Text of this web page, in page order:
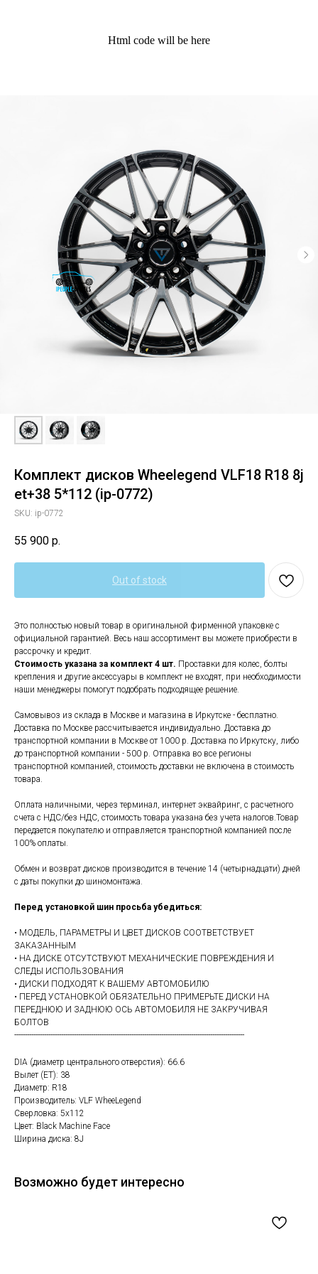
Html code will be here
Комплект дисков Wheelegend VLF18 R18 8j
et+38 5*112 (ip-0772)
SKU: ip-0772
55 900 р.
Out of stock
Это полностью новый товар в оригинальной фирменной упаковке с
официальной гарантией. Весь наш ассортимент вы можете приобрести в
рассрочку и кредит.
Стоимость указана за комплект 4 шт. Проставки для колес, болты
крепления и другие аксессуары в комплект не входят, при необходимости
наши менеджеры помогут подобрать подходящее решение.
Самовывоз из склада в Москве и магазина в Иркутске - бесплатно.
Доставка по Москве рассчитывается индивидуально. Доставка до
транспортной компании в Москве от 1000 р. Доставка по Иркутску, либо
до транспортной компании - 500 р. Отправка во все регионы
транспортной компанией, стоимость доставки не включена в стоимость
товара.
Оплата наличными, через терминал, интернет эквайринг, с расчетного
счета с НДС/без НДС, стоимость товара указана без учета налогов.Товар
передается покупателю и отправляется транспортной компанией после
100% оплаты.
Обмен и возврат дисков производится в течение 14 (четырнадцати) дней
с даты покупки до шиномонтажа.
Перед установкой шин просьба убедиться:
• МОДЕЛЬ, ПАРАМЕТРЫ И ЦВЕТ ДИСКОВ СООТВЕТСТВУЕТ
ЗАКАЗАННЫМ
• НА ДИСКЕ ОТСУТСТВУЮТ МЕХАНИЧЕСКИЕ ПОВРЕЖДЕНИЯ И
СЛЕДЫ ИСПОЛЬЗОВАНИЯ
• ДИСКИ ПОДХОДЯТ К ВАШЕМУ АВТОМОБИЛЮ
• ПЕРЕД УСТАНОВКОЙ ОБЯЗАТЕЛЬНО ПРИМЕРЬТЕ ДИСКИ НА
ПЕРЕДНЮЮ И ЗАДНЮЮ ОСЬ АВТОМОБИЛЯ НЕ ЗАКРУЧИВАЯ
БОЛТОВ
------------------------------------------------------------------------------------------------------------
DIA (диаметр центрального отверстия): 66.6
Вылет (ET): 38
Диаметр: R18
Производитель: VLF WheeLegend
Сверловка: 5х112
Цвет: Black Machine Face
Ширина диска: 8J
Возможно будет интересно